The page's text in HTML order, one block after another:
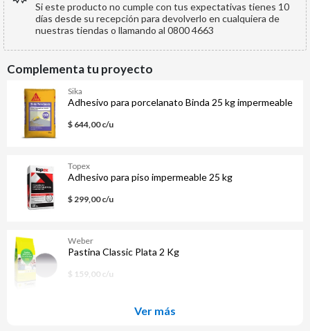
Si este producto no cumple con tus expectativas tienes 10
días desde su recepción para devolverlo en cualquiera de
nuestras tiendas o llamando al 0800 4663
Complementa tu proyecto
Sika
Adhesivo para porcelanato Binda 25 kg impermeable
$ 644,00 c/u
Topex
Adhesivo para piso impermeable 25 kg
$ 299,00 c/u
Weber
Pastina Classic Plata 2 Kg
$ 159,00 c/u
Ver más